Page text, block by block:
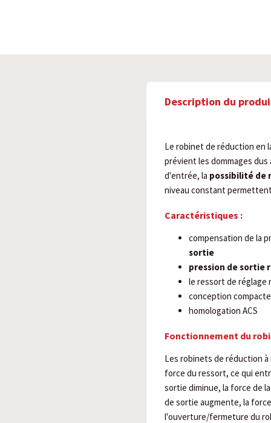
Description du
Le robinet de réduction en
prévient les dommages
d'entrée, la possibilité de
niveau constant
Caractéristiques :
compensation de la
sortie
pression de sortie
le ressort de réglage
conception compacte
homologation ACS
Fonctionnement du
Les robinets de réduction
force du ressort, ce qui
sortie diminue, la force de
de sortie augmente, la
l'ouverture/fermeture du